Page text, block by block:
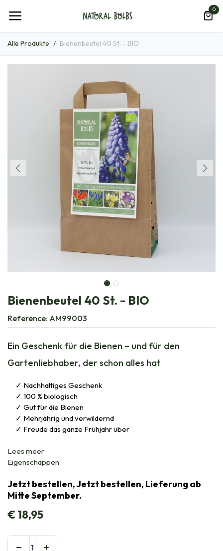
0
Alle Produkte Bienenbeutel 40 St. - BIO
Bienenbeutel 40 St. - BIO
Reference: AM99003
Ein Geschenk für die Bienen – und für den
Gartenliebhaber, der schon alles hat
Nachhaltiges Geschenk
100 % biologisch
Gut für die Bienen
Mehrjährig und verwildernd
Freude das ganze Frühjahr über
Lees meer
Eigenschappen
Jetzt bestellen, Jetzt bestellen, Lieferung ab
Mitte September.
€18,95